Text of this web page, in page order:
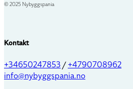
© 2025 Nybyggspania
Kontakt
+34650247853/+4790708962
info@nybyggspania.no